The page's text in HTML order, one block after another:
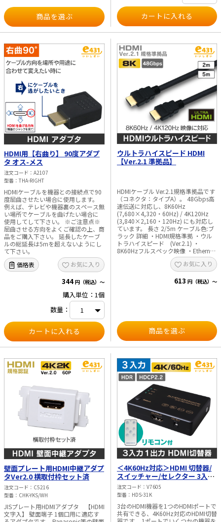
によって、映像が映らない場合がござ
います。
商品を選ぶ
HDMI用【右曲り】 90度アダプ
タ オス-メス
注文コード
A2107
型番
THA-RIGHT
HDMIケーブルを機器との接続点で90
度屈曲させたい場合に使用します。
例えば、テレビや機器裏のスペース無
い場所でケーブルを曲げたい場合に
使用してして下さい。 ※ご注意点※
屈曲させる方向をよくご確認の上、商
品をご購入下さい。 延長したケーブ
ルの総延長は5mを超えないようにし
て下さい。
価格表
お気に入り
344 円（税込）～
購入単位：1個
数量：
ウルトラハイスピード HDMI
【Ver.2.1 準拠品】
HDMIケーブル Ver.2.1規格準拠品です
（コネクタ：タイプA）。 48Gbps高
速伝送に対応し、8K60Hz
(7,680×4,320・60Hz) / 4K120Hz
(3,840×2,160・120Hz) にも対応し
ています。 長さ 2/5m ケーブル色:ブ
ラック 詳細 ・HDMI規格準拠 ・ウル
トラハイスピード (Ver.2.1) ・
8K60Hzフルスペック映像 ・Ethernet
規格 ・フルHD 3D映像、ARC ・ディ
ープカラー対応 ・CEC(各社リンク機
能) ・HEAC ・UL認証、RoHS対応 梱
お気に入り
613 円（税込）～
商品を選ぶ
壁面プレート用HDMI中継アダプ
タVer2.0 横取付枠セット済
注文コード
C5216
型番
CHK-YKS/WH
JISプレート用HDMIアダプタ 【HDMI
文字入】 壁面端子 1個口用に適応す
＜4K60Hz対応＞HDMI 切替器/
スイッチャー/セレクター 3入力
1出力 リモコン付き
注文コード
V7605
型番
HDS-31K
3台のHDMI機器を1つのHDMIポートで
共有できる、4K60Hz対応のHDMI切替